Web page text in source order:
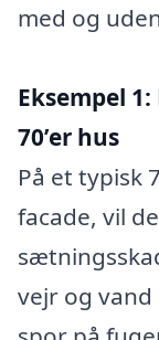
med og
Eksempel
70’er hus
På et typisk
facade, vil
vejr og vand